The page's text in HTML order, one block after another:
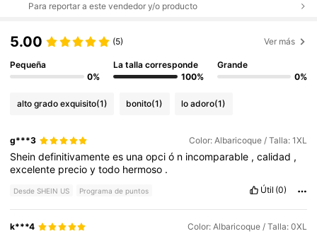
Para reportar a este vendedor y/o producto
5.00 (5) Ver más
Pequeña
0%
La talla corresponde
100%
Grande
0%
alto grado exquisito(1) bonito(1) lo adoro(1)
g***3 Color: Albaricoque / Talla: 1XL
Sheindefinitivamentees unaopció n incomparable ,calidad ,
excelente precioytodo hermoso .
Desde SHEIN US Programa de puntos Útil (0)
k***4 Color: Albaricoque / Talla: 0XL